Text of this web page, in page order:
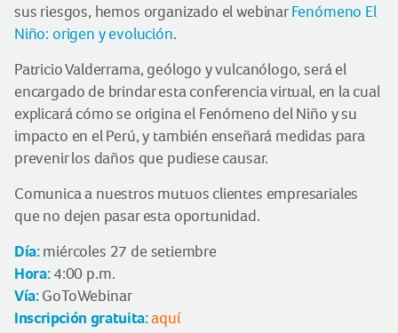
sus riesgos, hemos organizado el webinar Fenómeno El
Niño: origen y evolución.
Patricio Valderrama, geólogo y vulcanólogo, será el
encargado de brindar esta conferencia virtual, en la cual
explicará cómo se origina el Fenómeno del Niño y su
impacto en el Perú, y también enseñará medidas para
prevenir los daños que pudiese causar.
Comunica a nuestros mutuos clientes empresariales
que no dejen pasar esta oportunidad.
Día: miércoles 27 de setiembre
Hora: 4:00 p.m.
Vía:GoToWebinar
Inscripción gratuita:aquí